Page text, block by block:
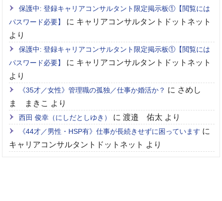
保護中: 登録キャリアコンサルタント限定掲示板①【閲覧には
パスワード必要】
に キャリアコンサルタントドットネット
より
保護中: 登録キャリアコンサルタント限定掲示板①【閲覧には
パスワード必要】
に キャリアコンサルタントドットネット
より
《35才／女性》管理職の孤独／仕事か婚活か？ に さめし
ま まきこ より
西田 俊幸（にしだとしゆき） に渡邉 佑太 より
《44才／男性・HSP有》仕事が長続きせずに困っています に
キャリアコンサルタントドットネット より